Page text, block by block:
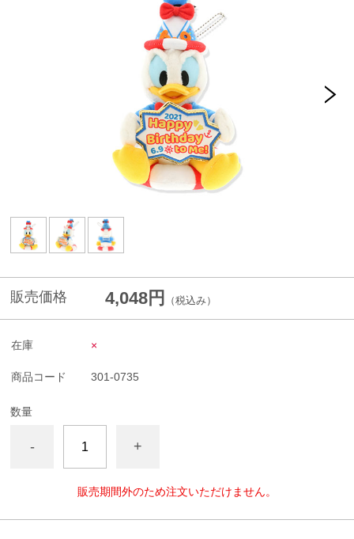
販売価格 4,048円 （税込み）
在庫 ×
商品コード 301-0735
数量
- +
販売期間外のため注文いただけません。